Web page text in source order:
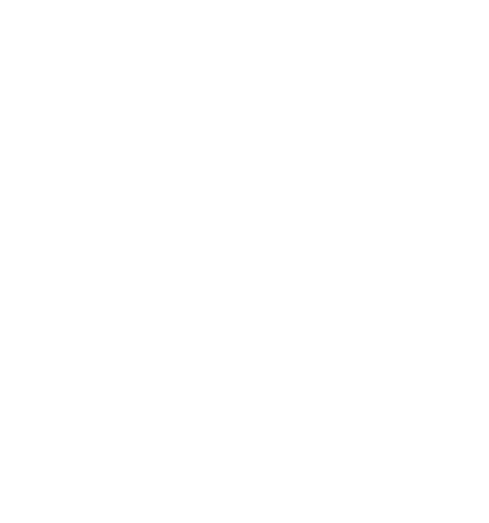
了承ください。
き作成されるも
御機器販売店・
ようお願いしま
にご登録され
社の共同利用者
とをご了承くだ
1000ppm以下、
下、フタル酸ジブチ
はありません。
品に未対応品が
年1月12日よ
、
ない年数を意
可)を取得する
要な手段を講じ
通知します。
、取り引きをい